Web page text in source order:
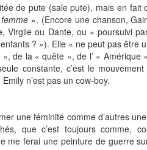
pute (sale pute), mais en fait ce
femme». (Encore une chanson,
Virgile ou Dante, ou « poursuivi
? »). Elle « ne peut pas être
de la « quête », de l’ « Amérique
constante, c’est le mouvement
n’est pas un cow-boy.
féminité comme d’autres une
que c’est toujours comme,
me ferai une peinture de guerre